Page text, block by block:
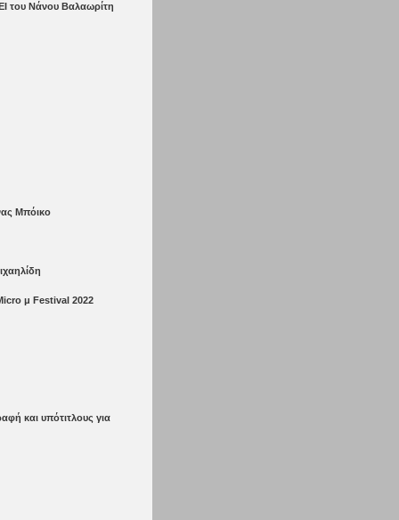
του Νάνου Βαλαωρίτη
Μπόικο
μ Festival 2022
και υπότιτλους για